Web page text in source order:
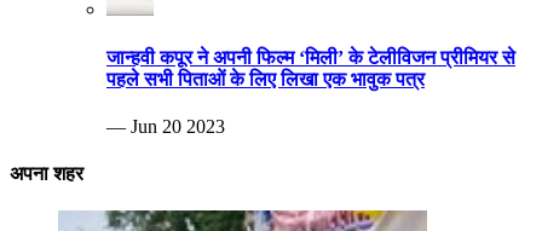
जान्हवी कपूर ने अपनी फिल्म ‘मिली’ के टेलीविजन प्रीमियर से
पहले सभी पिताओं के लिए लिखा एक भावुक पत्र
— Jun 20 2023
अपना शहर